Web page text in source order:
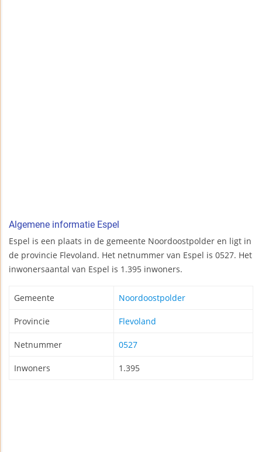
Algemene informatie Espel
Espel is een plaats in de gemeente Noordoostpolder en ligt in
de provincie Flevoland. Het netnummer van Espel is 0527. Het
inwonersaantal van Espel is 1.395 inwoners.
Gemeente Noordoostpolder
Provincie Flevoland
Netnummer 0527
Inwoners 1.395